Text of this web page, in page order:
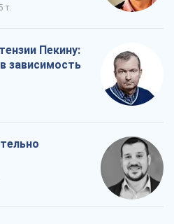
т.
Пекину:
зависимость